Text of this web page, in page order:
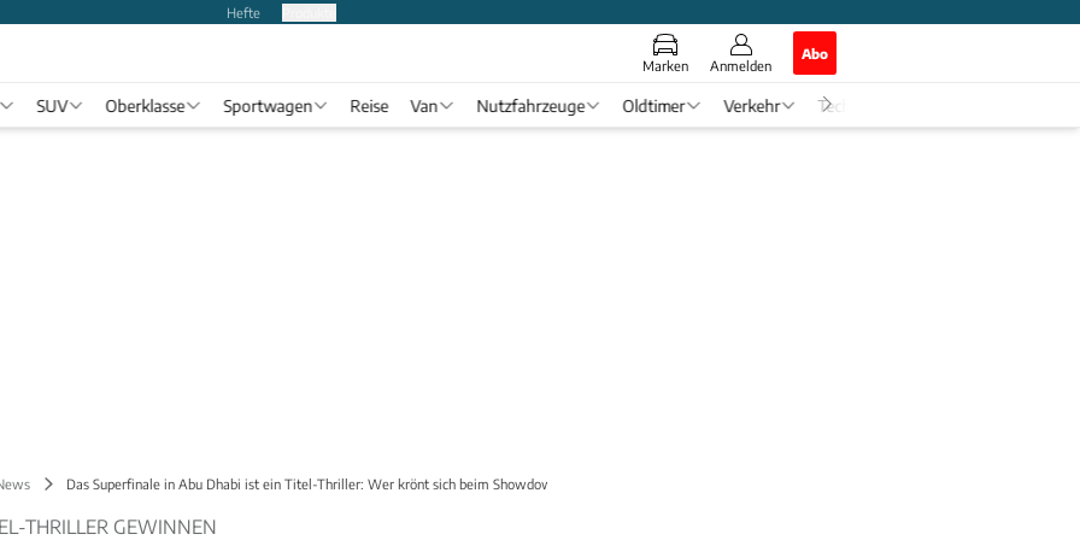
Hefte
Marken Anmelden
Abo
SUV Oberklasse Sportwagen Reise Van Nutzfahrzeuge Oldtimer Verkehr Tech & Zukunft
Das Superfinale in Abu Dhabi ist ein Titel-Thriller: Wer krönt sich beim Showdown?
THRILLER GEWINNEN